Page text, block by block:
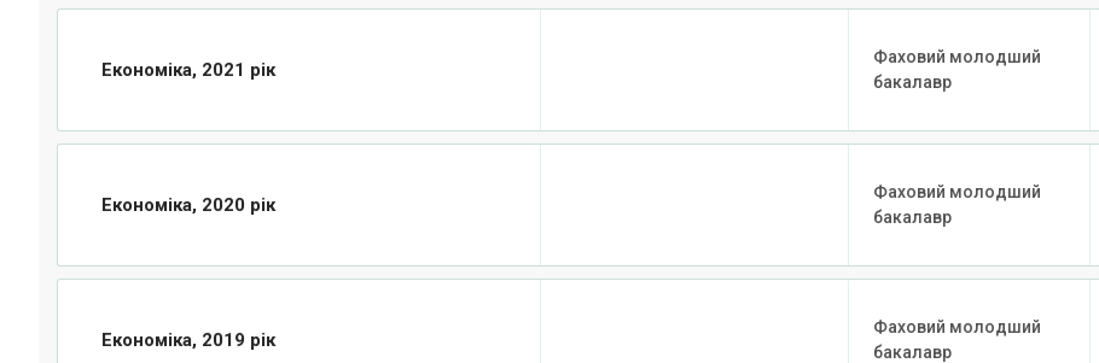
Економіка, 2021 рік
Фаховий молодший
бакалавр
Економіка, 2020 рік
Фаховий молодший
бакалавр
Економіка, 2019 рік
Фаховий молодший
бакалавр